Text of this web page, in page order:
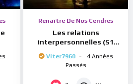
Renaître De Nos Cendres
Les relations
interpersonnelles (S1
Viter7960
4 Années
Passés